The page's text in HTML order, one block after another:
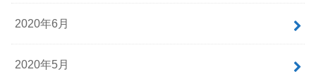
2020年6月
2020年5月